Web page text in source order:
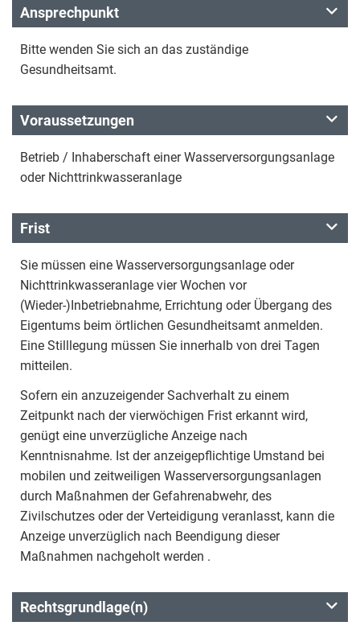
Ansprechpunkt
Bitte wenden Sie sich an das zuständige
Gesundheitsamt.
Voraussetzungen
Betrieb / Inhaberschaft einer Wasserversorgungsanlage
oder Nichttrinkwasseranlage
Frist
Sie müssen eine Wasserversorgungsanlage oder
Nichttrinkwasseranlage vier Wochen vor
(Wieder-)Inbetriebnahme, Errichtung oder Übergang des
Eigentums beim örtlichen Gesundheitsamt anmelden.
Eine Stilllegung müssen Sie innerhalb von drei Tagen
mitteilen.
Sofern ein anzuzeigender Sachverhalt zu einem
Zeitpunkt nach der vierwöchigen Frist erkannt wird,
genügt eine unverzügliche Anzeige nach
Kenntnisnahme. Ist der anzeigepflichtige Umstand bei
mobilen und zeitweiligen Wasserversorgungsanlagen
durch Maßnahmen der Gefahrenabwehr, des
Zivilschutzes oder der Verteidigung veranlasst, kann die
Anzeige unverzüglich nach Beendigung dieser
Maßnahmen nachgeholt werden .
Rechtsgrundlage(n)